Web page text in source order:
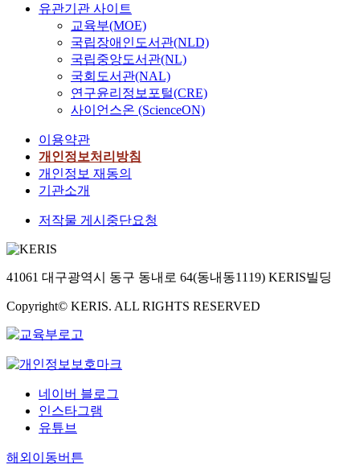
유관기관 사이트
교육부(MOE)
국립장애인도서관(NLD)
국립중앙도서관(NL)
국회도서관(NAL)
연구윤리정보포털(CRE)
사이언스온 (ScienceON)
이용약관
개인정보처리방침
개인정보 재동의
기관소개
저작물 게시중단요청
41061 대구광역시 동구 동내로 64(동내동1119) KERIS빌딩
Copyright© KERIS. ALL RIGHTS RESERVED
네이버 블로그
인스타그램
유튜브
해외이동버튼